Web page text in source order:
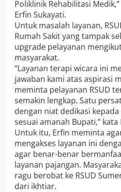
Poliklinik Rehabilitasi
Erfin Sukayati.
Untuk masalah layanan,
Rumah Sakit yang tampak
upgrade pelayanan
masyarakat.
“Layanan terapi wicara ini
jawaban kami atas aspirasi
meminta pelayanan RSUD
semakin lengkap. Satu
dengan niat dedikasi
sesuai amanah Bupati,”
Untuk itu, Erfin meminta
mengakses layanan ini
agar benar-benar
layanan pajangan.
ragu berobat ke RSUD
dari ikhtiar.